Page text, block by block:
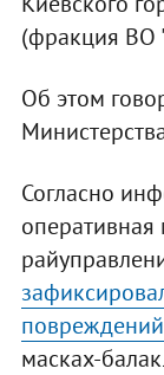
(фракция ВО
Об этом
Согласно
оперативная
масках-